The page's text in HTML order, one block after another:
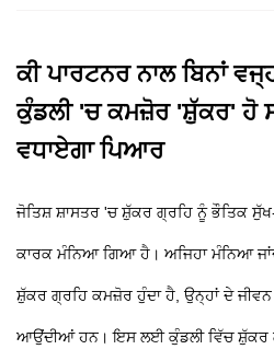
ਕੀ ਪਾਰਟਨਰ ਨਾਲ ਬਿਨਾਂ
ਕੁੰਡਲੀ 'ਚ ਕਮਜ਼ੋਰ 'ਸ਼ੁੱਕਰ' ਹੋ
ਵਧਾਏਗਾ ਪਿਆਰ
ਜੋਤਿਸ਼ ਸ਼ਾਸਤਰ 'ਚ ਸ਼ੁੱਕਰ ਗ੍ਰਹਿ ਨੂੰ ਭੌਤਿਕ
ਕਾਰਕ ਮੰਨਿਆ ਗਿਆ ਹੈ। ਅਜਿਹਾ ਮੰਨਿਆ
ਸ਼ੁੱਕਰ ਗ੍ਰਹਿ ਕਮਜ਼ੋਰ ਹੁੰਦਾ ਹੈ, ਉਨ੍ਹਾਂ ਦੇ
ਆਉਂਦੀਆਂ ਹਨ। ਇਸ ਲਈ ਕੁੰਡਲੀ ਵਿੱਚ ਸ਼ੁੱਕਰ